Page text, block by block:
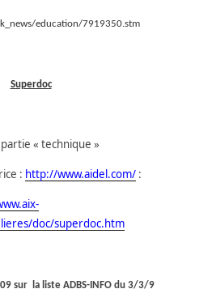
education/7919350.stm
Superdoc
« technique »
: http://www.aidel.com/ :
doc/superdoc.htm
sur la liste ADBS-INFO du 3/3/9